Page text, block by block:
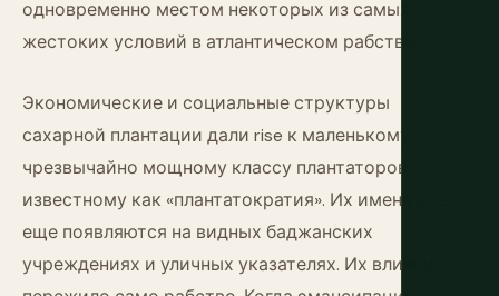
одновременно местом некоторых из самых
жестоких условий в атлантическом рабстве.
Экономические и социальные структуры
сахарной плантации дали rise к маленькому,
чрезвычайно мощному классу плантаторов,
известному как «плантатократия». Их имена все
еще появляются на видных баджанских
учреждениях и уличных указателях. Их влияние